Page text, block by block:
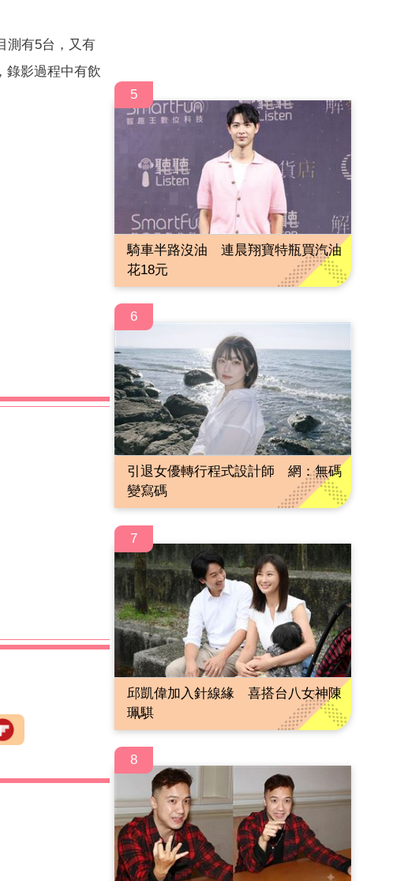
測有5台，又有
錄影過程中有飲
5
騎車半路沒油 連晨翔寶特瓶買汽油
花18元
6
引退女優轉行程式設計師 網：無碼
變寫碼
7
邱凱偉加入針線緣 喜搭台八女神陳
珮騏
8